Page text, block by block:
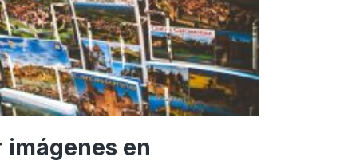
en